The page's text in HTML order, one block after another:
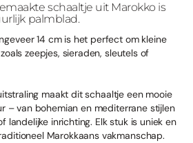
schaaltje uit Marokko is
palmblad.
14 cm is het perfect om kleine
zeepjes, sieraden, sleutels of
maakt dit schaaltje een mooie
– van bohemian en mediterrane stijlen
landelijke inrichting. Elk stuk is uniek en
Marokkaans vakmanschap.